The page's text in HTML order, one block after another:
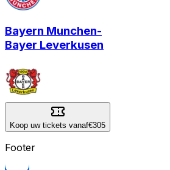
Bayern Munchen-
Bayer Leverkusen
Koop uw tickets vanaf€305
Footer